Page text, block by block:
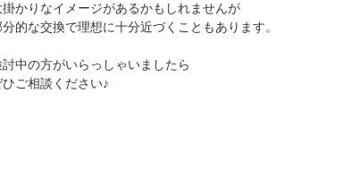
掛かりなイメージがあるかもしれませんが
分的な交換で理想に十分近づくこともあります。
討中の方がいらっしゃいましたら
ひご相談ください♪